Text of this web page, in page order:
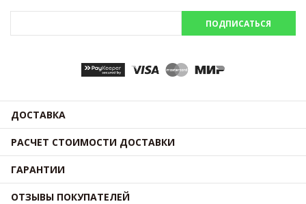
ПОДПИСАТЬСЯ
ДОСТАВКА
РАСЧЕТ СТОИМОСТИ ДОСТАВКИ
ГАРАНТИИ
ОТЗЫВЫ ПОКУПАТЕЛЕЙ